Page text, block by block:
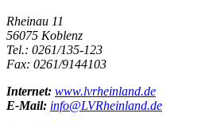
Rheinau 11
56075 Koblenz
Tel.: 0261/135-123
Fax: 0261/9144103
Internet: www.lvrheinland.de
E-Mail: info@LVRheinland.de